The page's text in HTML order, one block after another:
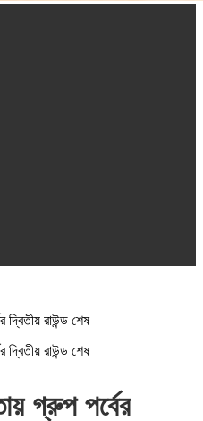
রাউন্ড শেষ
রাউন্ড শেষ
গ্রুপ পর্বের